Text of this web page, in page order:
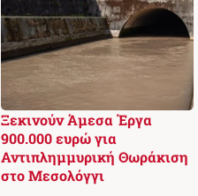
Ξεκινούν Άμεσα Έργα
900.000 ευρώ για
Αντιπλημμυρική Θωράκιση
στο Μεσολόγγι